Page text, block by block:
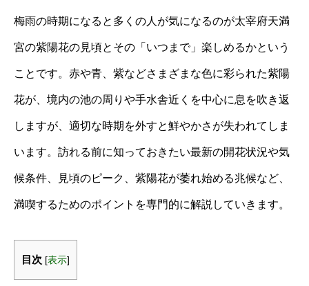
梅雨の時期になると多くの人が気になるのが太宰府天満
宮の紫陽花の見頃とその「いつまで」楽しめるかという
ことです。赤や青、紫などさまざまな色に彩られた紫陽
花が、境内の池の周りや手水舎近くを中心に息を吹き返
しますが、適切な時期を外すと鮮やかさが失われてしま
います。訪れる前に知っておきたい最新の開花状況や気
候条件、見頃のピーク、紫陽花が萎れ始める兆候など、
満喫するためのポイントを専門的に解説していきます。
目次 [表示]